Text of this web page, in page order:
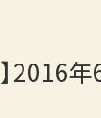
2016